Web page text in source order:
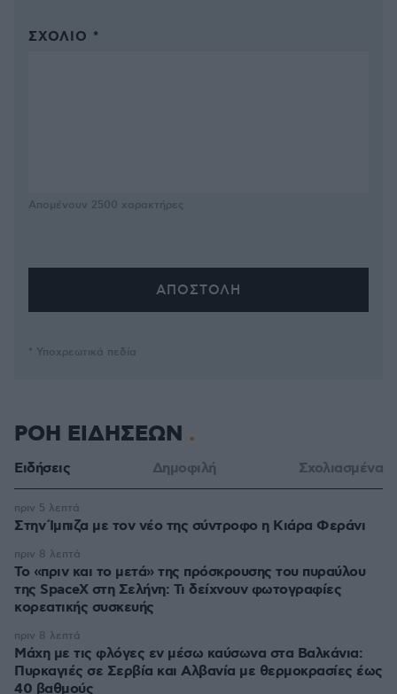
ΣΧΌΛΙΟ *
Απομένουν 2500 χαρακτήρες
* Υποχρεωτικά πεδία
ΡΟΗ ΕΙΔΗΣΕΩΝ
Ειδήσεις Δημοφιλή Σχολιασμένα
Στην Ίμπιζα με τον νέο της σύντροφο η Κιάρα Φεράνι
πριν 5 λεπτά
Το «πριν και το μετά» της πρόσκρουσης του πυραύλου
της SpaceX στη Σελήνη: Τι δείχνουν φωτογραφίες
κορεατικής συσκευής
πριν 8 λεπτά
Μάχη με τις φλόγες εν μέσω καύσωνα στα Βαλκάνια:
Πυρκαγιές σε Σερβία και Αλβανία με θερμοκρασίες έως
40 βαθμούς
πριν 8 λεπτά